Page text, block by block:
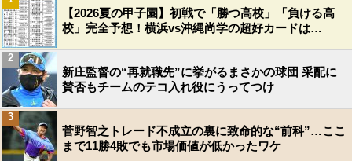
【2026夏の甲子園】初戦で「勝つ高校」「負ける高
校」完全予想！横浜vs沖縄尚学の超好カードは…
新庄監督の“再就職先”に挙がるまさかの球団 采配に
賛否もチームのテコ入れ役にうってつけ
2
菅野智之トレード不成立の裏に致命的な“前科”…ここ
まで11勝4敗でも市場価値が低かったワケ
3